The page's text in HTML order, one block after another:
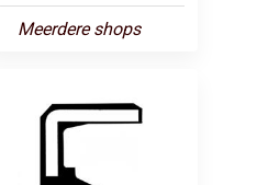
Meerdere shops